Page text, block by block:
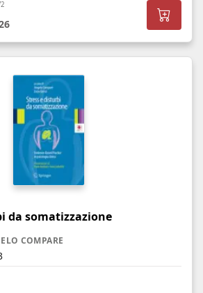
da somatizzazione
COMPARE